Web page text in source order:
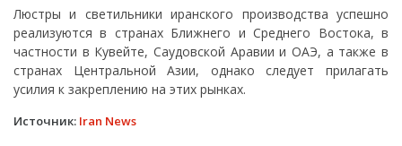
Люстры и светильники иранского производства успешно
реализуются в странах Ближнего и Среднего Востока, в
частности в Кувейте, Саудовской Аравии и ОАЭ, а также в
странах Центральной Азии, однако следует прилагать
усилия к закреплению на этих рынках.
Источник: Iran News